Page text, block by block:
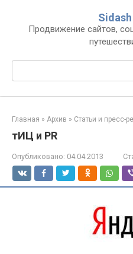
контенту
Sidash
Продвижение сайтов,
Главная » Архив » Статьи и пресс-
тИЦ и PR
Опубликовано: 04.04.2013